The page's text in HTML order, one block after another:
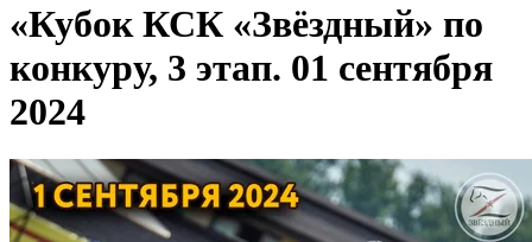
«Кубок КСК «Звёздный» по
конкуру, 3 этап. 01 сентября
2024